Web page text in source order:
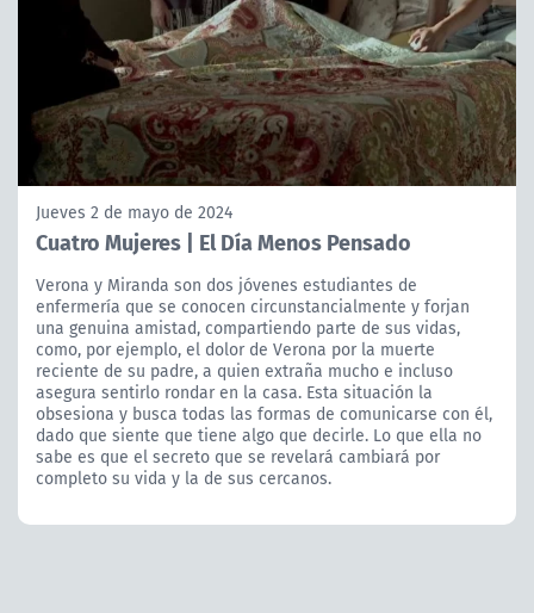
Jueves 2 de mayo de 2024
Cuatro Mujeres | El Día Menos Pensado
Verona y Miranda son dos jóvenes estudiantes de
enfermería que se conocen circunstancialmente y forjan
una genuina amistad, compartiendo parte de sus vidas,
como, por ejemplo, el dolor de Verona por la muerte
reciente de su padre, a quien extraña mucho e incluso
asegura sentirlo rondar en la casa. Esta situación la
obsesiona y busca todas las formas de comunicarse con él,
dado que siente que tiene algo que decirle. Lo que ella no
sabe es que el secreto que se revelará cambiará por
completo su vida y la de sus cercanos.